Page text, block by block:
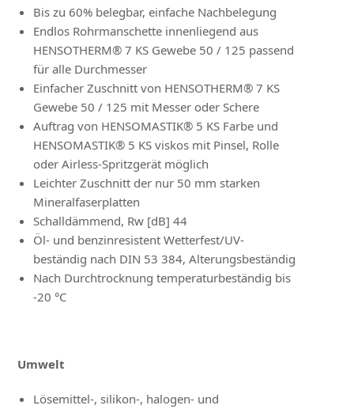
Bis zu 60% belegbar, einfache Nachbelegung
Endlos Rohrmanschette innenliegend aus
HENSOTHERM® 7 KS Gewebe 50 / 125 passend
für alle Durchmesser
Einfacher Zuschnitt von HENSOTHERM® 7 KS
Gewebe 50 / 125 mit Messer oder Schere
Auftrag von HENSOMASTIK® 5 KS Farbe und
HENSOMASTIK® 5 KS viskos mit Pinsel, Rolle
oder Airless-Spritzgerät möglich
Leichter Zuschnitt der nur 50 mm starken
Mineralfaserplatten
Schalldämmend, Rw [dB] 44
Öl- und benzinresistent Wetterfest/UV-
beständig nach DIN 53 384, Alterungsbeständig
Nach Durchtrocknung temperaturbeständig bis
-20 °C
Umwelt
Lösemittel-, silikon-, halogen- und